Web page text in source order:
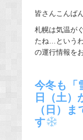
c
e
b
o
皆さんこんば
札幌は気温が
たね…という
の運行情報を
今冬も「
日（土）
（日）
ま
す